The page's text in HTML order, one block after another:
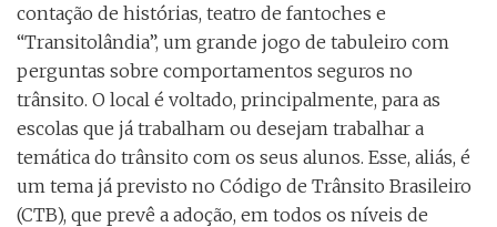
contação de histórias, teatro de fantoches e
“Transitolândia”, um grande jogo de tabuleiro com
perguntas sobre comportamentos seguros no
trânsito. O local é voltado, principalmente, para as
escolas que já trabalham ou desejam trabalhar a
temática do trânsito com os seus alunos. Esse, aliás, é
um tema já previsto no Código de Trânsito Brasileiro
(CTB), que prevê a adoção, em todos os níveis de